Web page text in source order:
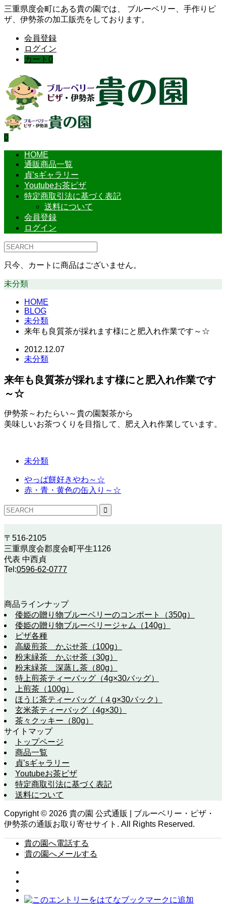
三重県度会町にある貴の園では、 ブルーベリー、手作りピ
ザ、伊勢茶の加工販売をしております。
会員登録
ログイン
カート 0
0
HOME
通販商品一覧
貞’sギャラリー
Youtubeお茶ピザ
特定商取引法に基づく表記
送料について
会員登録
ログイン
只今、カートに商品はございません。
未分類
HOME
BLOG
未分類
来年も良質茶が採れます様にと肥入れ作業です～☆
2012.12.07
未分類
来年も良質茶が採れます様にと肥入れ作業です
～☆
伊勢茶～わたらい～貴の園製茶から
美味しいお茶つくりを目指して、肥え入れ作業しています。
未分類
やっぱ餅好きやわ～☆
赤・青・黄色の缶入り～☆
〒516-2105
三重県度会郡度会町平生1126
代表 中西貞
Tel:0596-62-0777
商品ラインナップ
倭姫の贈り物ブルーベリーのコンポート（350g）
倭姫の贈り物ブルーベリージャム（140g）
ピザ各種
高級煎茶 かぶせ茶（100g）
粉末緑茶 かぶせ茶（30g）
粉末緑茶 深蒸し茶（80g）
特上煎茶ティーバッグ（4g×30バッグ）
上煎茶（100g）
ほうじ茶ティーバッグ（４g×30バック）
玄米茶ティーバッグ（4g×30）
茶々クッキー（80g）
サイトマップ
トップページ
商品一覧
貞’sギャラリー
Youtubeお茶ピザ
特定商取引法に基づく表記
送料について
Copyright © 2026 貴の園 公式通販 | ブルーベリー・ピザ・
伊勢茶の通販お取り寄せサイト. All Rights Reserved.
貴の園へ電話する
貴の園へメールする